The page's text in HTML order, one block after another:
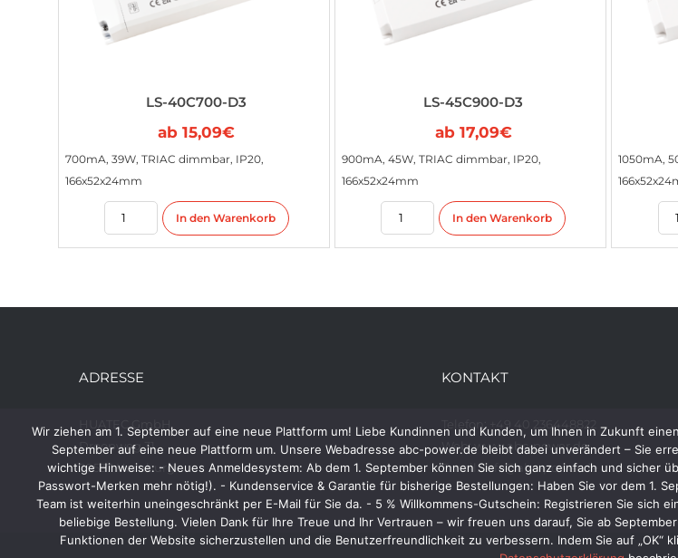
LS-40C700-D3
ab15,09€
700mA, 39W, TRIAC dimmbar, IP20,
166x52x24mm
In den Warenkorb
LS-45C900-D3
ab 17,09€
900mA, 45W, TRIAC dimmbar, IP20,
166x52x24mm
In den Warenkorb
1050mA,
ADRESSE
HUATEC GmbH
Droopweg 31
20537 Hamburg
KONTAKT
Telefon: +49 40 236448822
Web: www.abc-power.de
Email: info@abc-power.de
Wir ziehen am 1. September auf eine neue Plattform um! Liebe Kundinnen und Kunden, um Ihnen in Zukunft
September auf eine neue Plattform um. Unsere Webadresse abc-power.de bleibt dabei unverändert – Sie
wichtige Hinweise: - Neues Anmeldesystem: Ab dem 1. September können Sie sich ganz einfach und sicher
Passwort-Merken mehr nötig!). - Kundenservice & Garantie für bisherige Bestellungen: Haben Sie vor dem 1.
Team ist weiterhin uneingeschränkt per E-Mail für Sie da. - 5 % Willkommens-Gutschein: Registrieren Sie sich
beliebige Bestellung. Vielen Dank für Ihre Treue und Ihr Vertrauen – wir freuen uns darauf, Sie ab
Funktionen der Website sicherzustellen und die Benutzerfreundlichkeit zu verbessern. Indem Sie auf